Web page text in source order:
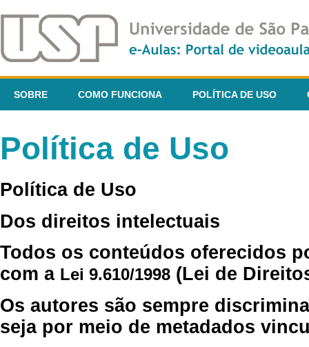
SOBRE COMO FUNCIONA POLÍTICA DE USO
Política de Uso
Política de Uso
Dos direitos intelectuais
Todos os conteúdos oferecidos
com a Lei 9.610/1998 (Lei de
Os autores são sempre
seja por meio de metadados